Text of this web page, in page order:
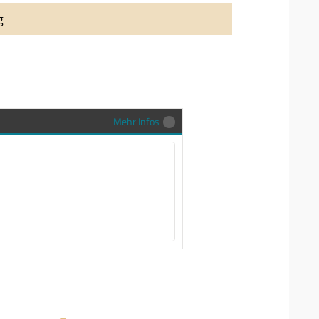
auch richtig in Szene zu setzen,
Trauringe-EFES Tragetasche inkl.
Sendung zu schützen und
Mehr Infos